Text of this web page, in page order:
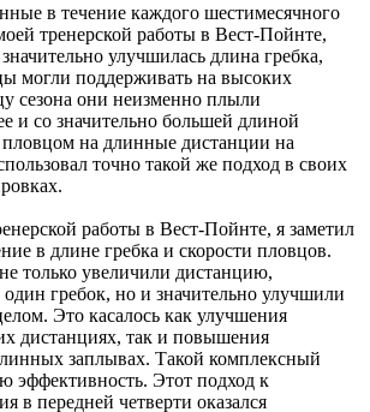
в течение каждого шестимесячного
тренерской работы в Вест-Пойнте,
улучшилась длина гребка,
могли поддерживать на высоких
сезона они неизменно плыли
и со значительно большей длиной
пловцом на длинные дистанции на
точно такой же подход в своих
работы в Вест-Пойнте, я заметил
в длине гребка и скорости пловцов.
только увеличили дистанцию,
гребок, но и значительно улучшили
Это касалось как улучшения
дистанциях, так и повышения
заплывах. Такой комплексный
эффективность. Этот подход к
в передней четверти оказался